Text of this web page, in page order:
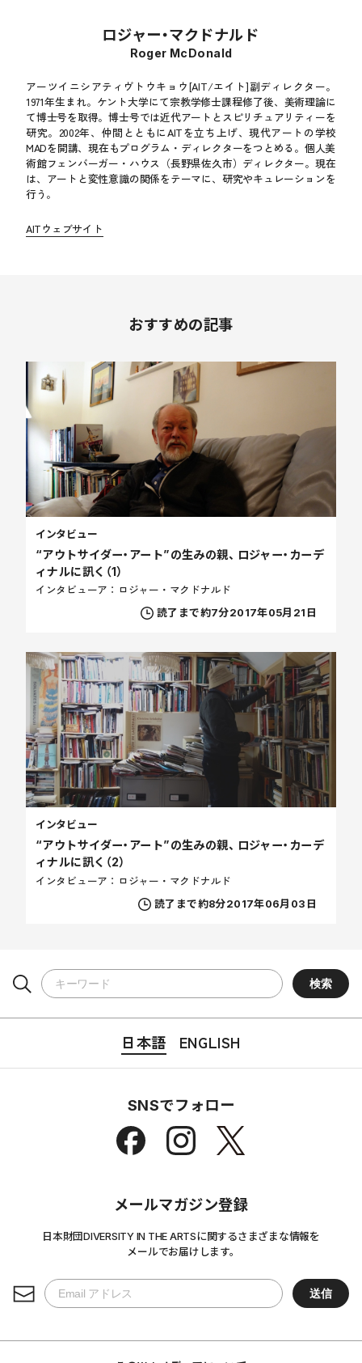
ロジャー・マクドナルド
Roger McDonald
アーツイニシアティヴトウキョウ[AIT/エイト]副ディレクター。
1971年生まれ。ケント大学にて宗教学修士課程修了後、美術理論に
て博士号を取得。博士号では近代アートとスピリチュアリティーを
研究。2002年、仲間とともにAITを立ち上げ、現代アートの学校
MADを開講、現在もプログラム・ディレクターをつとめる。個人美
術館フェンバーガー・ハウス（長野県佐久市）ディレクター。現在
は、アートと変性意識の関係をテーマに、研究やキュレーションを
行う。
AITウェブサイト
おすすめの記事
“アウトサイダー・アート”の生みの親、 ロジャー・カーデ
ィナルに訊く（1）
インタビューア：ロジャー・マクドナルド
インタビュー
読了まで約7分2017年05月21日
“アウトサイダー・アート”の生みの親、 ロジャー・カーデ
ィナルに訊く（2）
インタビューア：ロジャー・マクドナルド
インタビュー
読了まで約8分2017年06月03日
日本語 ENGLISH
SNSでフォロー
メールマガジン登録
日本財団DIVERSITY IN THE ARTSに関するさまざまな情報を
メールでお届けします。